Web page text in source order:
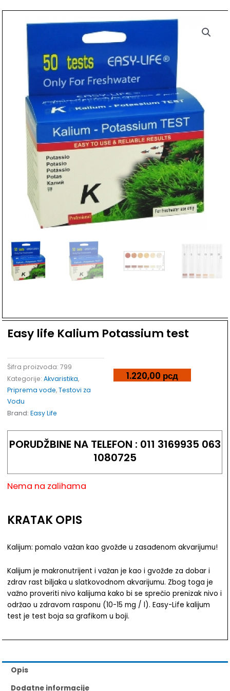
Easy life Kalium Potassium test
Šifra proizvoda: 799
Kategorije: Akvaristika,
Priprema vode,Testovi za
Vodu
Brand:Easy Life
1.220,00 рсд
PORUDŽBINE NA TELEFON : 011 3169935 063
1080725
Nema na zalihama
KRATAK OPIS
Kalijum: pomalo važan kao gvožđe u zasađenom akvarijumu!
Kalijum je makronutrijent i važan je kao i gvožđe za dobar i
zdrav rast biljaka u slatkovodnom akvarijumu. Zbog toga je
važno proveriti nivo kalijuma kako bi se sprečio prenizak nivo i
održao u zdravom rasponu (10-15 mg / l). Easy-Life kalijum
test je test boja sa grafikom u boji.
Opis
Dodatne informacije